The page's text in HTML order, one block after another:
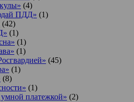
(4)
ПДД» (1)
(42)
(1)
(1)
(1)
(45)
(1)
(8)
(1)
платежкой» (2)